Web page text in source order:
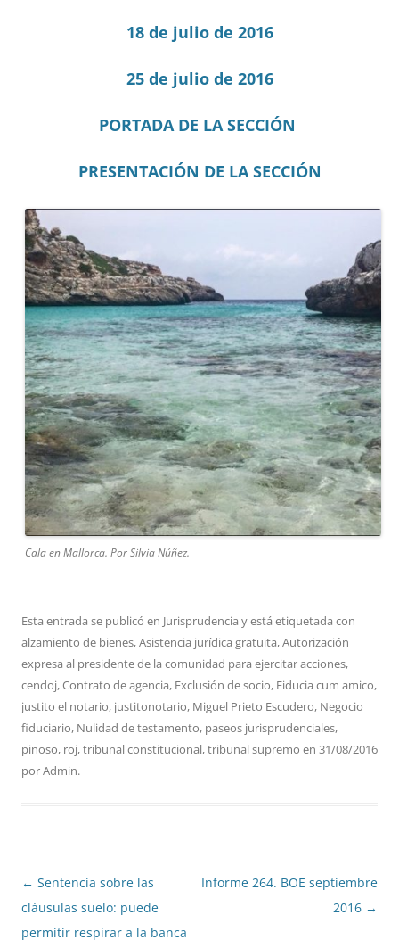
18 de julio de 2016
25 de julio de 2016
PORTADA DE LA SECCIÓN
PRESENTACIÓN DE LA SECCIÓN
Cala en Mallorca. Por Silvia Núñez.
Esta entrada se publicó en Jurisprudencia y está etiquetada con
alzamiento de bienes,Asistencia jurídica gratuita,Autorización
expresa al presidente de la comunidad para ejercitar acciones,
cendoj,Contrato de agencia, Exclusión de socio, Fiducia cum amico,
justito el notario, justitonotario, Miguel Prieto Escudero, Negocio
fiduciario, Nulidad de testamento, paseos jurisprudenciales,
pinoso, roj,tribunal constitucional,tribunal supremo en 31/08/2016
porAdmin.
Navegación
de
entradas
← Sentencia sobre las
cláusulas suelo: puede
permitir respirar a la banca
Informe 264. BOE septiembre
2016 →